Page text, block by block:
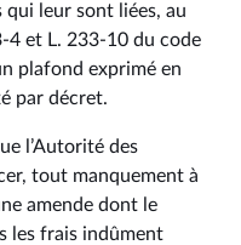
qui leur sont liées, au
et L. 233‑10 du code
plafond exprimé en
par décret.
l’Autorité des
tout manquement à
amende dont le
les frais indûment